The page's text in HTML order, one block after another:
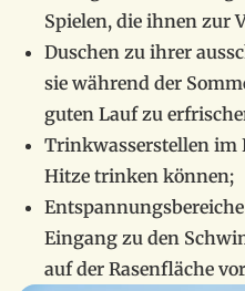
Spielen, die ihnen zur
Duschen zu ihrer
sie während der
guten Lauf zu
Trinkwasserstellen im
Hitze trinken können;
Eingang zu den
auf der Rasenfläche